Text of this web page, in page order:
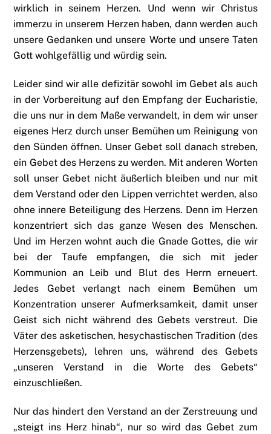
wirklich in seinem Herzen. Und wenn wir Christus
immerzu in unserem Herzen haben, dann werden auch
unsere Gedanken und unsere Worte und unsere Taten
Gott wohlgefällig und würdig sein.
Leider sind wir alle defizitär sowohl im Gebet als auch
in der Vorbereitung auf den Empfang der Eucharistie,
die uns nur in dem Maße verwandelt, in dem wir unser
eigenes Herz durch unser Bemühen um Reinigung von
den Sünden öffnen. Unser Gebet soll danach streben,
ein Gebet des Herzens zu werden. Mit anderen Worten
soll unser Gebet nicht äußerlich bleiben und nur mit
dem Verstand oder den Lippen verrichtet werden, also
ohne innere Beteiligung des Herzens. Denn im Herzen
konzentriert sich das ganze Wesen des Menschen.
Und im Herzen wohnt auch die Gnade Gottes, die wir
bei der Taufe empfangen, die sich mit jeder
Kommunion an Leib und Blut des Herrn erneuert.
Jedes Gebet verlangt nach einem Bemühen um
Konzentration unserer Aufmerksamkeit, damit unser
Geist sich nicht während des Gebets verstreut. Die
Väter des asketischen, hesychastischen Tradition (des
Herzensgebets), lehren uns, während des Gebets
„unseren Verstand in die Worte des Gebets“
einzuschließen.
Nur das hindert den Verstand an der Zerstreuung und
„steigt ins Herz hinab“, nur so wird das Gebet zum